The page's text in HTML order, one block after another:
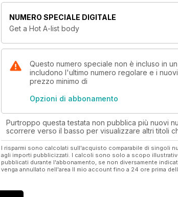
NUMERO SPECIALE DIGITALE
Get a Hot A-list body
Questo numero speciale non è incluso in
includono l'ultimo numero regolare e i
prezzo minimo di
Opzioni di abbonamento
Purtroppo questa testata non pubblica più nuovi
scorrere verso il basso per visualizzare altri titoli
I risparmi sono calcolati sull'acquisto comparabile di singoli
agli importi pubblicizzati. I calcoli sono solo a scopo
pubblicati durante l'abbonamento, se non diversamente
venga annullato nell'area Il mio account fino a 24 ore prima